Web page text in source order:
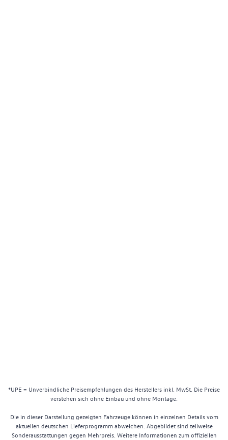
*UPE = Unverbindliche Preisempfehlungen des Herstellers inkl. MwSt. Die Preise
verstehen sich ohne Einbau und ohne Montage.
Die in dieser Darstellung gezeigten Fahrzeuge können in einzelnen Details vom
aktuellen deutschen Lieferprogramm abweichen. Abgebildet sind teilweise
Sonderausstattungen gegen Mehrpreis. Weitere Informationen zum offiziellen